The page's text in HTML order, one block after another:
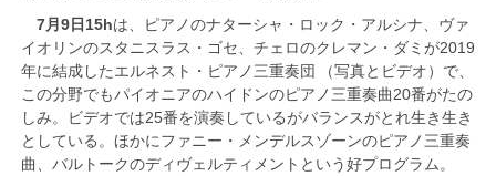
7月9日15hは、ピアノのナターシャ・ロック・アルシナ、ヴァ
イオリンのスタニスラス・ゴセ、チェロのクレマン・ダミが2019
年に結成したエルネスト・ピアノ三重奏団 （写真とビデオ）で、
この分野でもパイオニアのハイドンのピアノ三重奏曲20番がたの
しみ。ビデオでは25番を演奏しているがバランスがとれ生き生き
としている。ほかにファニー・メンデルスゾーンのピアノ三重奏
曲、バルトークのディヴェルティメントという好プログラム。